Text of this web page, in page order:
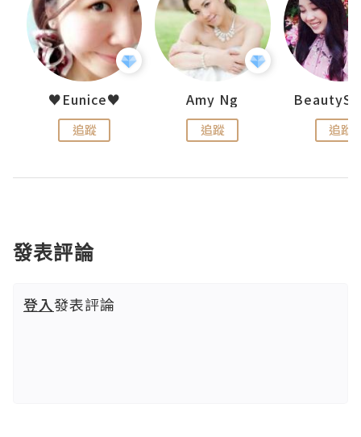
♥Eunice♥
追蹤
Amy Ng
追蹤 追蹤
發表評論
登入發表評論